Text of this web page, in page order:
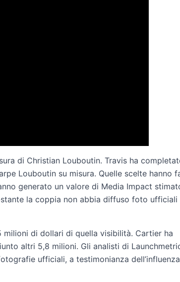
di Christian Louboutin. Travis ha
Louboutin su misura. Quelle scelte hanno
generato un valore di Media Impact
la coppia non abbia diffuso foto ufficiali
di dollari di quella visibilità. Cartier ha
altri 5,8 milioni. Gli analisti di
ufficiali, a testimonianza